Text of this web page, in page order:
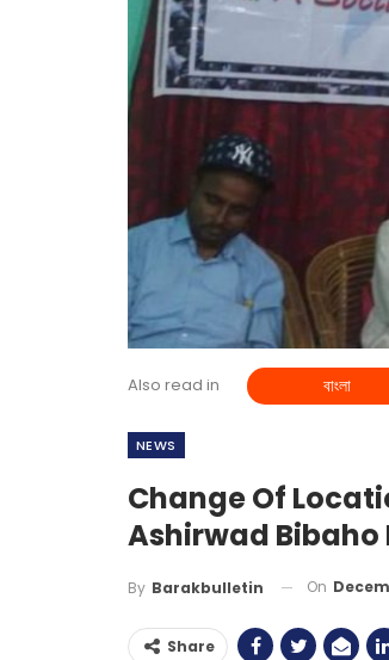
Also read in বাংলা
NEWS
Change Of
Ashirwad Bibaho
By Barakbulletin On
Share